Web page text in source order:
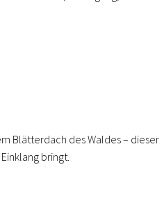
Blätterdach des Waldes – dieser
bringt.